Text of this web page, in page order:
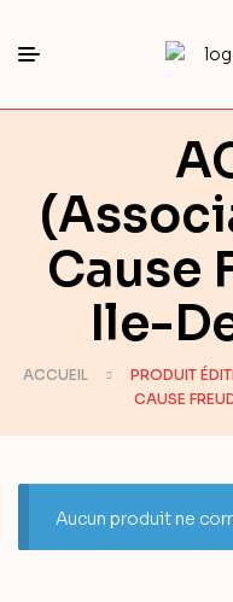
Cause
Ile-
ACCUEIL PRODUIT
CAUSE
Aucun produit ne